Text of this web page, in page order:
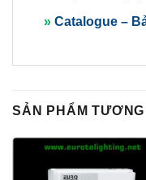
» Catalogue –
SẢN PHẨM